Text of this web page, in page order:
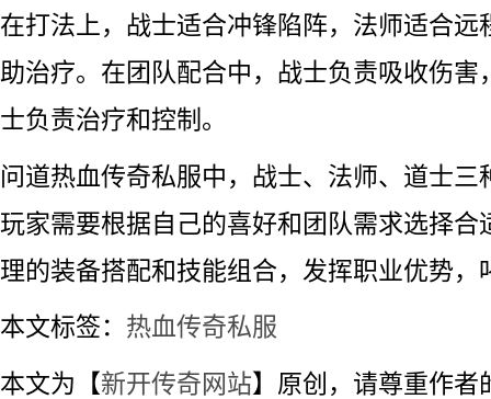
在打法上，战士适合冲锋陷阵，法师适合远
助治疗。在团队配合中，战士负责吸收伤害
士负责治疗和控制。
问道热血传奇私服中，战士、法师、道士三
玩家需要根据自己的喜好和团队需求选择合
理的装备搭配和技能组合，发挥职业优势，
本文标签： 热血传奇私服
本文为【新开传奇网站】原创，请尊重作者